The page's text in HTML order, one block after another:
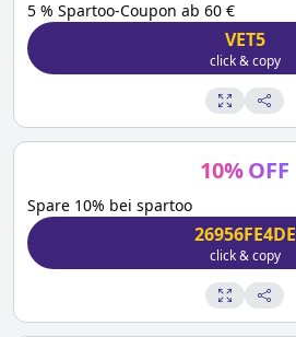
5 % Spartoo-Coupon ab 60 €
VET5
click & copy
10%OFF
Spare 10% bei spartoo
26956FE4DE
click & copy